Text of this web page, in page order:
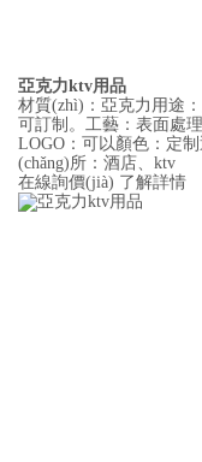
亞克力ktv用品
材質(zhì)：亞克力用途
可訂制。工藝：表
LOGO：可以顏色：定
(chǎng)所：酒店、ktv
在線詢價(jià) 了解詳情